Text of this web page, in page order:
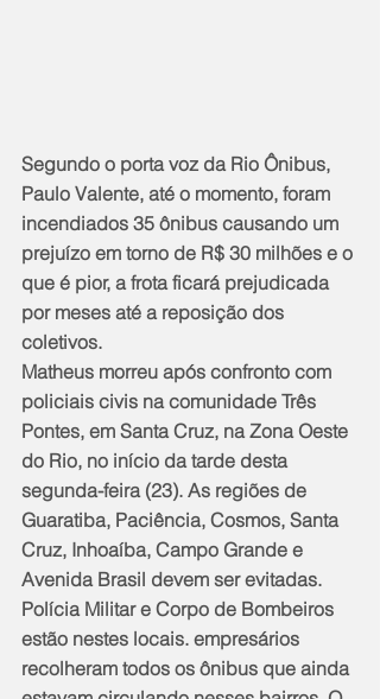
Segundo o porta voz da Rio Ônibus,
Paulo Valente, até o momento, foram
incendiados 35 ônibus causando um
prejuízo em torno de R$ 30 milhões e o
que é pior, a frota ficará prejudicada
por meses até a reposição dos
coletivos.
Matheus morreu após confronto com
policiais civis na comunidade Três
Pontes, em Santa Cruz, na Zona Oeste
do Rio, no início da tarde desta
segunda-feira (23). As regiões de
Guaratiba, Paciência, Cosmos, Santa
Cruz, Inhoaíba, Campo Grande e
Avenida Brasil devem ser evitadas.
Polícia Militar e Corpo de Bombeiros
estão nestes locais. empresários
recolheram todos os ônibus que ainda